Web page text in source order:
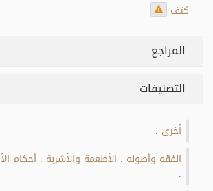
كتف
المراجع
التصنيفات
أخرى
الفقه وأصوله الأطعمة والأشربة أحكام